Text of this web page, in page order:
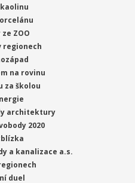
ZOO
regionech
na rovinu
za školou
architektury
2020
a kanalizace a.s.
duel